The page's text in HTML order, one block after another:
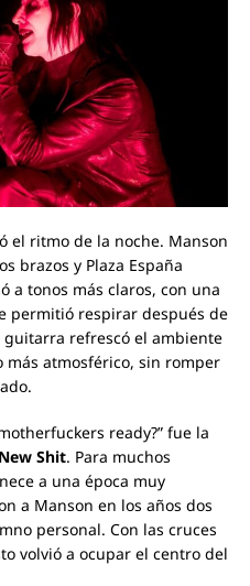
el ritmo de la noche. Manson
brazos y Plaza España
a tonos más claros, con una
permitió respirar después de
guitarra refrescó el ambiente
atmosférico, sin romper
ready?” fue la
Shit. Para muchos
a una época muy
a Manson en los años dos
personal. Con las cruces
volvió a ocupar el centro del